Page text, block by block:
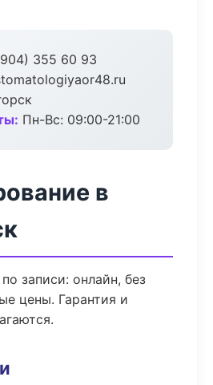
355 60 93
Пн-Вс: 09:00-21:00
в
записи: онлайн, без
цены. Гарантия и